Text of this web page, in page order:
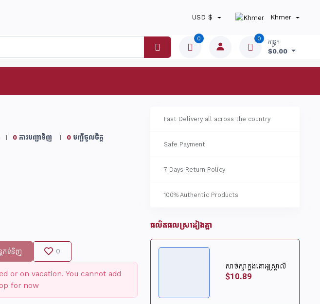
USD $ Khmer
0 0 កន្ត្រក
$0.00
0ការបញ្ជាទិញ 0បញ្ជីចូលចិត្ត
កទំនិញ 0
or on vacation. You cannot add
for now
Fast Delivery all across the country
Safe Payment
7 Days Return Policy
100% Authentic Products
ផលិតផលស្រដៀងគ្នា
សាច់ស្មាក្នុងគោអូស្ត្រាលី
$10.89